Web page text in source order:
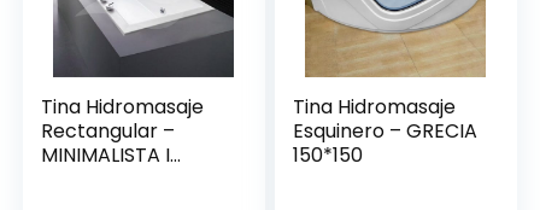
Tina Hidromasaje
Rectangular –
MINIMALISTA I
Tina Hidromasaje
Esquinero – GRECIA
150*150